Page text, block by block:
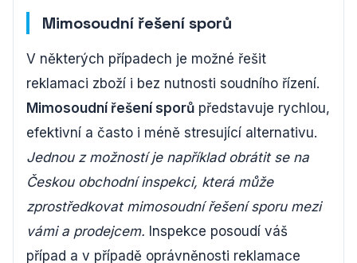
Mimosoudní řešení sporů
V některých případech je možné řešit
reklamaci zboží i bez nutnosti soudního řízení.
Mimosoudní řešení sporů představuje rychlou,
efektivní a často i méně stresující alternativu.
Jednou z možností je například obrátit se na
Českou obchodní inspekci, která může
zprostředkovat mimosoudní řešení sporu mezi
vámi a prodejcem. Inspekce posoudí váš
případ a v případě oprávněnosti reklamace